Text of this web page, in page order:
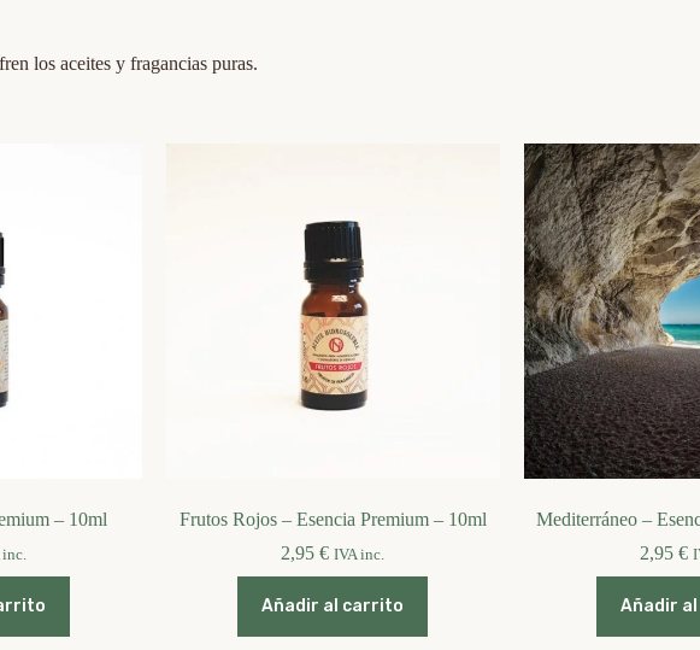
los aceites y fragancias puras.
– 10ml
Frutos Rojos – Esencia Premium – 10ml
2,95€ IVA inc.
Añadir al carrito
Mediterráneo –
2,95 €
Añadir